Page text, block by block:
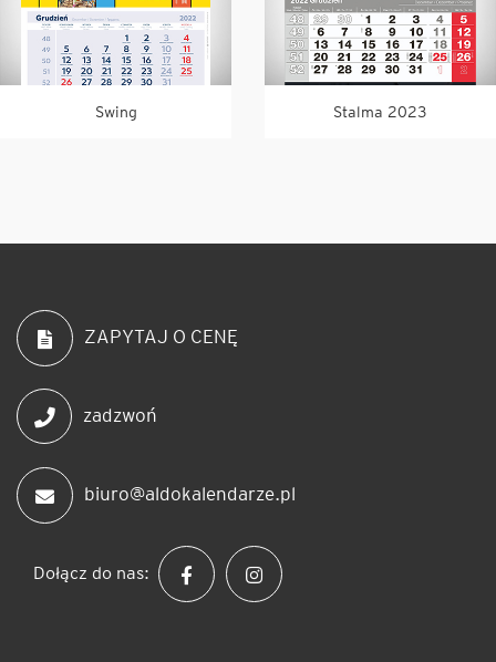
Swing Stalma 2023
ZAPYTAJ O CENĘ
zadzwoń
biuro@aldokalendarze.pl
Dołącz do nas: